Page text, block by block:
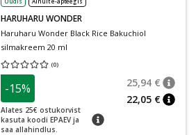
HARUHARU WONDER
Haruharu Wonder Black Rice Bakuchiol
silmakreem 20 ml
(0)
Keskmine hinnang 0.00
-15%
Alates 25€ ostukorvist
kasuta koodi EPAEV ja
saa allahindlus.
nõuanne
25,94 €
22,05 €